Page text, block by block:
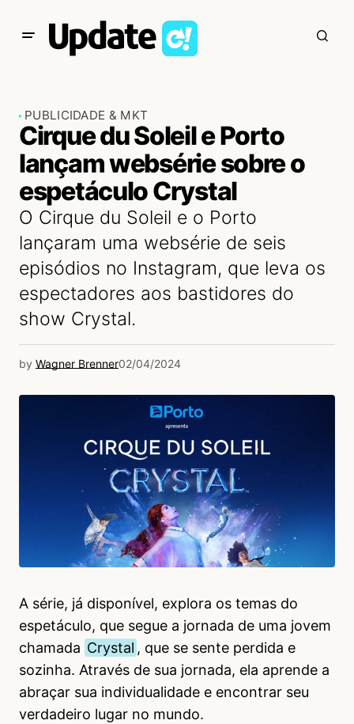
PUBLICIDADE & MKT
Cirque du Soleil e Porto
lançam websérie sobre o
espetáculo Crystal
O Cirque du Soleil e o Porto
lançaram uma websérie de seis
episódios no Instagram, que leva os
espectadores aos bastidores do
show Crystal.
by Wagner Brenner02/04/2024
A série, já disponível, explora os temas do
espetáculo, que segue a jornada de uma jovem
chamada Crystal , que se sente perdida e
sozinha. Através de sua jornada, ela aprende a
abraçar sua individualidade e encontrar seu
verdadeiro lugar no mundo.